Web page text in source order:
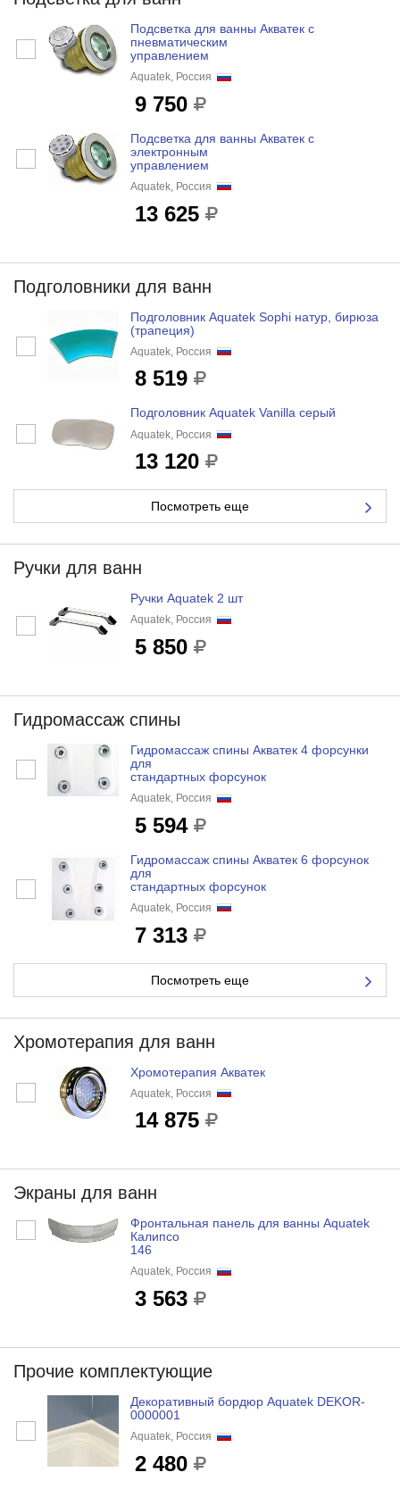
Подсветка для ванны Акватек с
пневматическим
управлением
Aquatek, Россия
9 750
Подсветка для ванны Акватек с
электронным
управлением
Aquatek, Россия
13 625
Подголовники для ванн
Подголовник Aquatek Sophi натур, бирюза
(трапеция)
Aquatek, Россия
8 519
Подголовник Aquatek Vanilla серый
Aquatek, Россия
13 120
Посмотреть еще
Ручки для ванн
Ручки Aquatek 2 шт
Aquatek, Россия
5 850
Гидромассаж спины
Гидромассаж спины Акватек 4 форсунки
для
стандартных форсунок
Aquatek, Россия
5 594
Гидромассаж спины Акватек 6 форсунок
для
стандартных форсунок
Aquatek, Россия
7 313
Посмотреть еще
Хромотерапия для ванн
Хромотерапия Акватек
Aquatek, Россия
14 875
Экраны для ванн
Фронтальная панель для ванны Aquatek
Калипсо
146
Aquatek, Россия
3 563
Прочие комплектующие
Декоративный бордюр Aquatek DEKOR-
0000001
Aquatek, Россия
2 480